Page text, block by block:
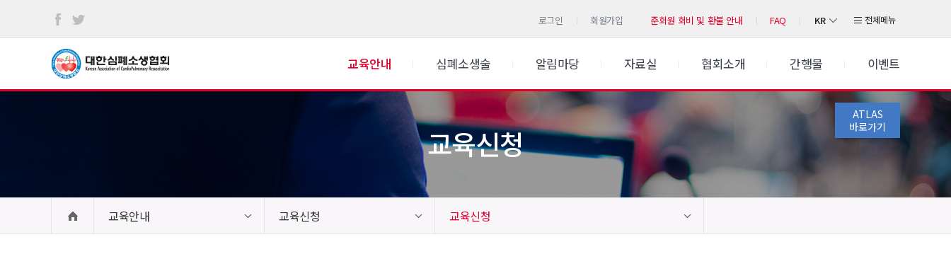
로그인 회원가입 준회원 회비 및 환불 안내 FAQ KR 전체메뉴
교육안내 심폐소생술 알림마당 자료실 협회소개 간행물 이벤트
ATLAS
바로가기
교육신청
교육안내 교육신청 교육신청